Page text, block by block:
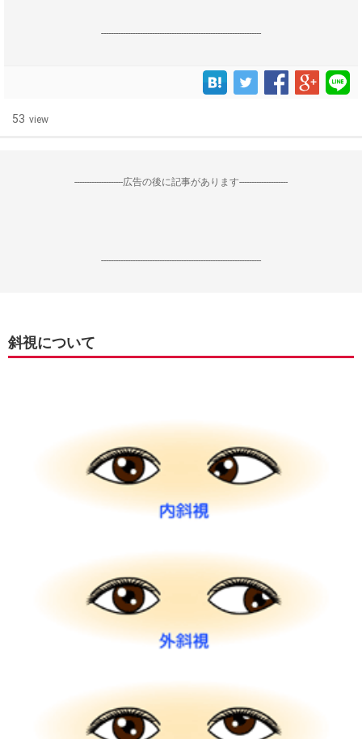
------------------------------------------------------------------
53 view
--------------------広告の後に記事があります--------------------
------------------------------------------------------------------
斜視について